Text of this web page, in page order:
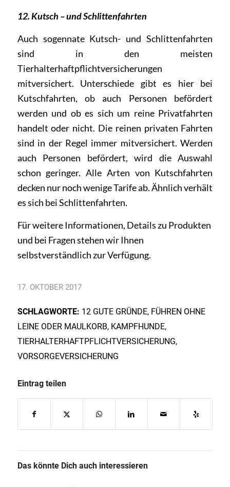
12. Kutsch – und Schlittenfahrten
Auch sogennate Kutsch- und Schlittenfahrten
sind in den meisten
Tierhalterhaftpflichtversicherungen
mitversichert. Unterschiede gibt es hier bei
Kutschfahrten, ob auch Personen befördert
werden und ob es sich um reine Privatfahrten
handelt oder nicht. Die reinen privaten Fahrten
sind in der Regel immer mitversichert. Werden
auch Personen befördert, wird die Auswahl
schon geringer. Alle Arten von Kutschfahrten
decken nur noch wenige Tarife ab. Ähnlich verhält
es sich bei Schlittenfahrten.
Für weitere Informationen, Details zu Produkten
und bei Fragenstehen wir Ihnen
selbstverständlich zur Verfügung.
17. OKTOBER 2017
SCHLAGWORTE: 12 GUTE GRÜNDE, FÜHREN OHNE
LEINE ODER MAULKORB, KAMPFHUNDE,
TIERHALTERHAFTPFLICHTVERSICHERUNG,
VORSORGEVERSICHERUNG
Eintrag teilen
Das könnte Dich auch interessieren